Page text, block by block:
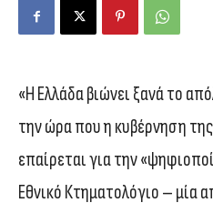
«Η Ελλάδα βιώνει ξανά το
την ώρα που η κυβέρνηση
επαίρεται για την
Εθνικό Κτηματολόγιο – μία